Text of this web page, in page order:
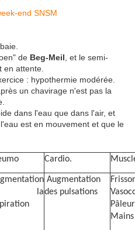
de Beg-Meil , et le semi-
en attente.
: hypothermie modérée.
un chavirage n'est pas la
dans l'eau que dans l'air, et
est en mouvement et que le
Cardio.
la
Augmentation
des pulsations
Pâleur